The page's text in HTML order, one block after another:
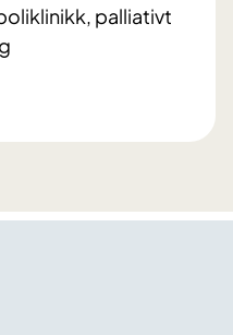
palliativt